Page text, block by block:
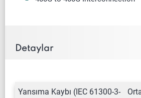
Detaylar
Yansıma Kaybı (IEC 61300-3-